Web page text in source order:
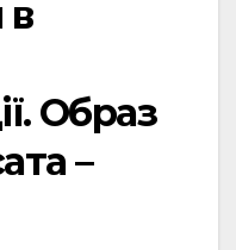
в
Образ
–